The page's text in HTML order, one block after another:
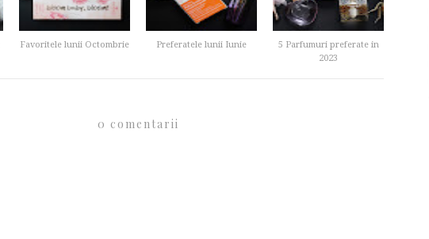
Favoritele lunii Octombrie Preferatele lunii Iunie
5 Parfumuri preferate in
2023
0 comentarii